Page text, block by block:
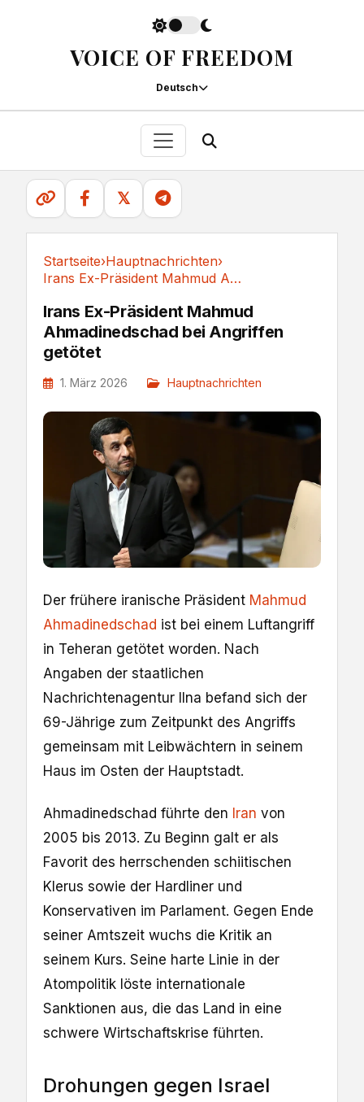
VOICE OF FREEDOM
Deutsch
𝕏
Startseite›Hauptnachrichten›
Irans Ex-Präsident Mahmud Ahmadinedschad bei...
Irans Ex-Präsident Mahmud
Ahmadinedschad bei Angriffen
getötet
1. März 2026 Hauptnachrichten
Der frühere iranische Präsident Mahmud
Ahmadinedschad ist bei einem Luftangriff
in Teheran getötet worden. Nach
Angaben der staatlichen
Nachrichtenagentur Ilna befand sich der
69-Jährige zum Zeitpunkt des Angriffs
gemeinsam mit Leibwächtern in seinem
Haus im Osten der Hauptstadt.
Ahmadinedschad führte den Iran von
2005 bis 2013. Zu Beginn galt er als
Favorit des herrschenden schiitischen
Klerus sowie der Hardliner und
Konservativen im Parlament. Gegen Ende
seiner Amtszeit wuchs die Kritik an
seinem Kurs. Seine harte Linie in der
Atompolitik löste internationale
Sanktionen aus, die das Land in eine
schwere Wirtschaftskrise führten.
Drohungen gegen Israel